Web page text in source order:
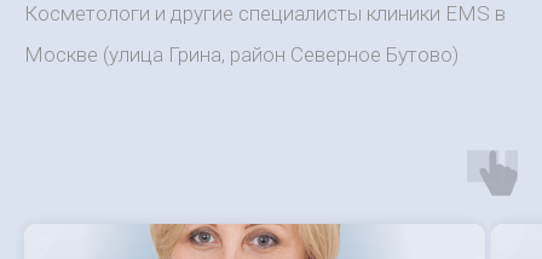
Косметологи и другие специалисты клиники EMS в
Москве (улица Грина, район Северное Бутово)